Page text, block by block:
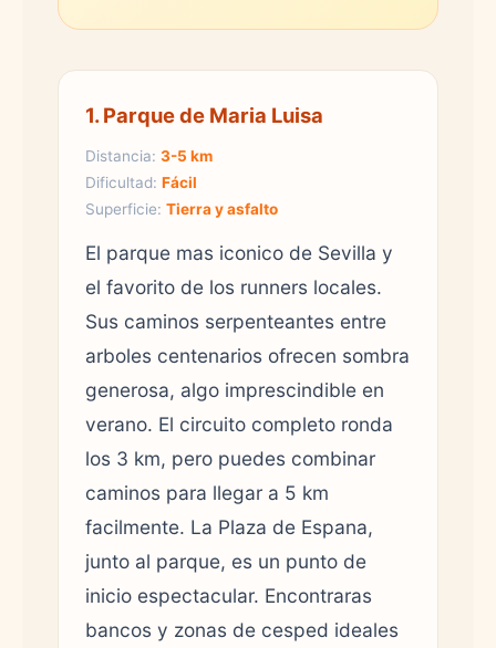
1. Parque de Maria Luisa
Distancia: 3-5 km
Dificultad: Fácil
Superficie: Tierra y asfalto
El parque mas iconico de Sevilla y
el favorito de los runners locales.
Sus caminos serpenteantes entre
arboles centenarios ofrecen sombra
generosa, algo imprescindible en
verano. El circuito completo ronda
los 3 km, pero puedes combinar
caminos para llegar a 5 km
facilmente. La Plaza de Espana,
junto al parque, es un punto de
inicio espectacular. Encontraras
bancos y zonas de cesped ideales